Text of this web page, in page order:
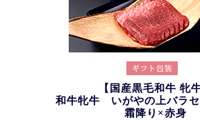
【国産黒毛和牛 牝牛
和牛牝牛 いがやの上バラセ
霜降り×赤身